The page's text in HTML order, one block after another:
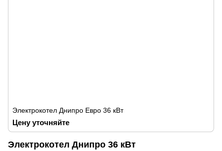
Электрокотел Днипро Евро 36 кВт
Цену уточняйте
Электрокотел Днипро 36 кВт